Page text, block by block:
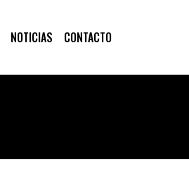
NOTICIAS CONTACTO